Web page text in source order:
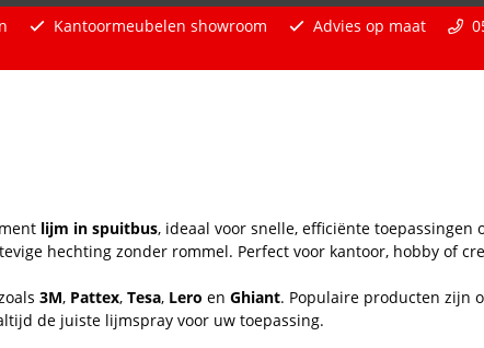
Kantoormeubelen showroom Advies op maat
lijm in spuitbus, ideaal voor snelle, efficiënte
hechting zonder rommel. Perfect voor kantoor, hobby of
3M, Pattex, Tesa, Lero en Ghiant. Populaire producten zijn
de juiste lijmspray voor uw toepassing.